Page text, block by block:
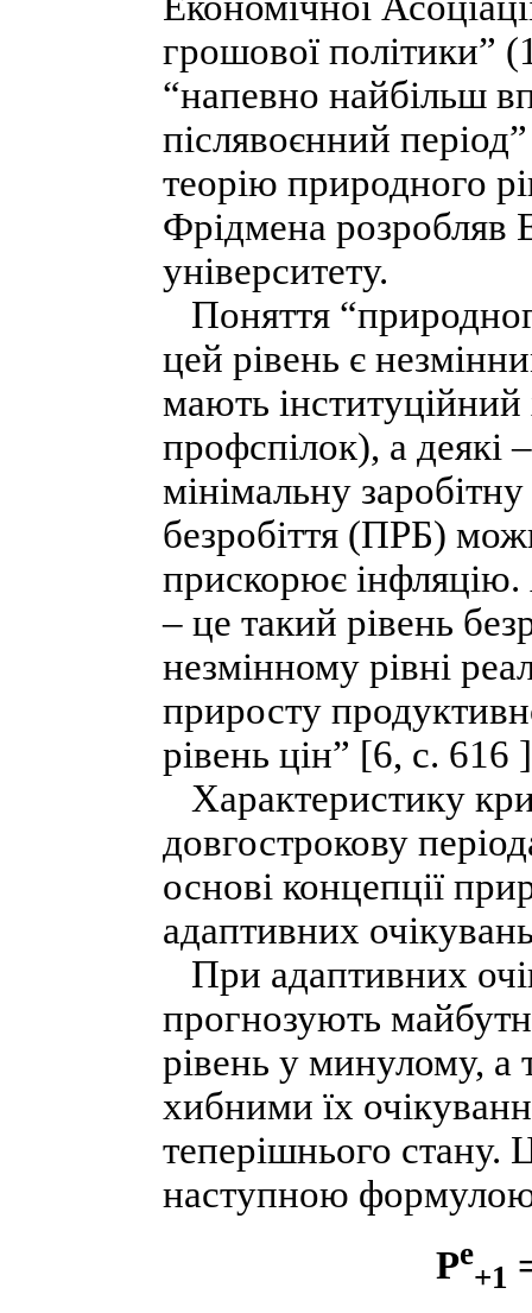
грошової політики”
“напевно найбільш
післявоєнний
теорію природного
Фрідмена розробляв
університету.
Поняття
цей рівень є
мають
профспілок), а деякі
мінімальну
безробіття (ПРБ)
прискорює
– це такий рівень
незмінному рівні
приросту
рівень цін” [6, c. 616
Характеристику
довгострокову
основі концепції
адаптивних
При адаптивних
прогнозують
рівень у минулому, а
хибними їх
теперішнього стану.
наступною
Pe
+1